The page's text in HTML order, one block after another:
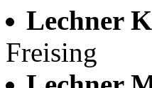
Lechner
Freising